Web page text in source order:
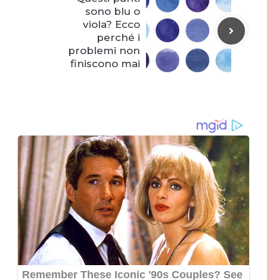
sono blu o
viola? Ecco
perché i
problemi non
finiscono mai